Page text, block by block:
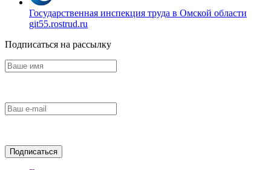
Государственная инспекция труда в Омской области
git55.rostrud.ru
Подписаться на рассылку